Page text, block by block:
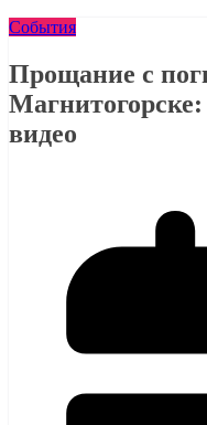
События
Прощание с
видео